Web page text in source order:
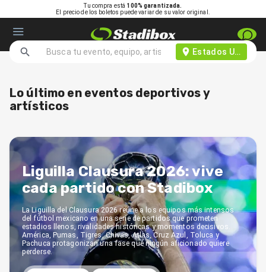
Tu compra está 100% garantizada.
El precio de los boletos puede variar de su valor original.
Estados Unidos
Lo último en eventos deportivos y
artísticos
Liguilla Clausura 2026: vive
cada partido con Stadibox
La Liguilla del Clausura 2026 reúne a los equipos más intensos
del fútbol mexicano en una serie de partidos que prometen
estadios llenos, rivalidades históricas y momentos decisivos.
América, Pumas, Tigres, Chivas, Atlas, Cruz Azul, Toluca y
Pachuca protagonizan una fase que ningún aficionado quiere
perderse.